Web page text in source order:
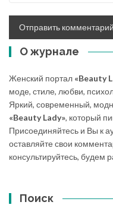
О журнале
Женский портал «Beauty
моде, стиле, любви,
Яркий, современный,
«Beauty Lady», который
Присоединяйтесь и Вы к
оставляйте свои
консультируйтесь, будем
Поиск